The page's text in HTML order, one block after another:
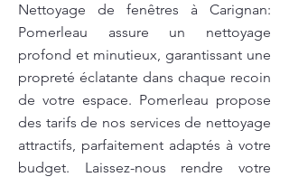
Nettoyage de fenêtres à Carignan:
Pomerleau assure un nettoyage
profond et minutieux, garantissant une
propreté éclatante dans chaque recoin
de votre espace. Pomerleau propose
des tarifs de nos services de nettoyage
attractifs, parfaitement adaptés à votre
budget. Laissez-nous rendre votre